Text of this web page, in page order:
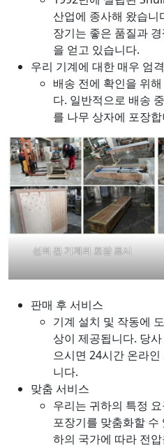
산업에 종사해 왔습니
장기는 좋은 품질과
을 얻고 있습니다.
우리 기계에 대한 매우 엄
배송 전에 확인을 위
다. 일반적으로 배송
를 나무 상자에 포장
선적 전 기계의 포장 표시
판매 후 서비스
기계 설치 및 작동에
상이 제공됩니다. 당
으시면 24시간 온라
니다.
맞춤 서비스
우리는 귀하의 특정
포장기를 맞춤화할 수
하의 국가에 따라 전